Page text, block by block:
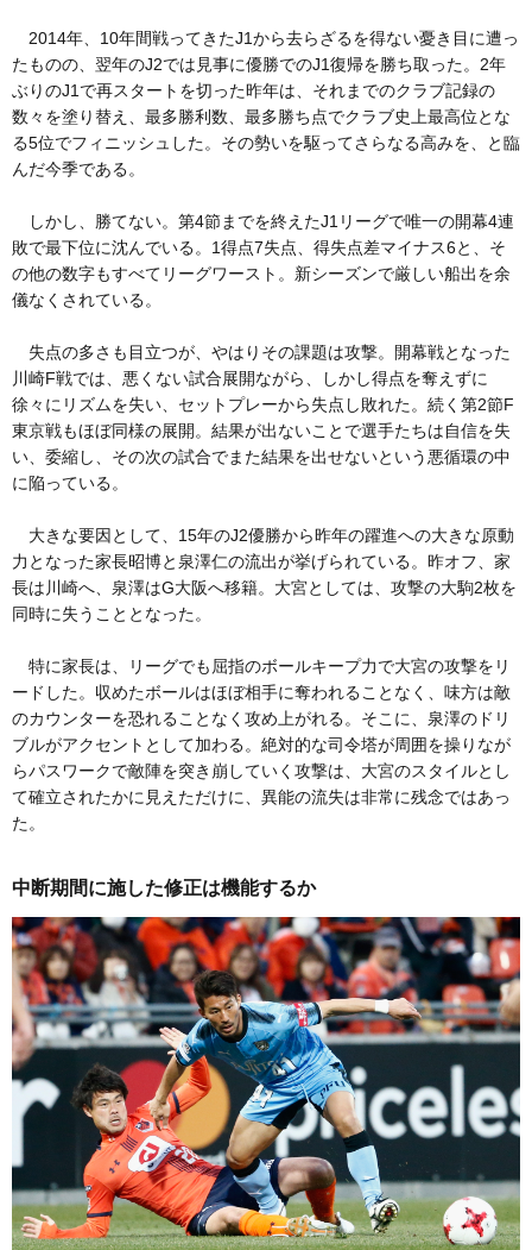
2014年、10年間戦ってきたJ1から去らざるを得ない憂き目に遭っ
たものの、翌年のJ2では見事に優勝でのJ1復帰を勝ち取った。2年
ぶりのJ1で再スタートを切った昨年は、それまでのクラブ記録の
数々を塗り替え、最多勝利数、最多勝ち点でクラブ史上最高位とな
る5位でフィニッシュした。その勢いを駆ってさらなる高みを、と臨
んだ今季である。
しかし、勝てない。第4節までを終えたJ1リーグで唯一の開幕4連
敗で最下位に沈んでいる。1得点7失点、得失点差マイナス6と、そ
の他の数字もすべてリーグワースト。新シーズンで厳しい船出を余
儀なくされている。
失点の多さも目立つが、やはりその課題は攻撃。開幕戦となった
川崎F戦では、悪くない試合展開ながら、しかし得点を奪えずに
徐々にリズムを失い、セットプレーから失点し敗れた。続く第2節F
東京戦もほぼ同様の展開。結果が出ないことで選手たちは自信を失
い、委縮し、その次の試合でまた結果を出せないという悪循環の中
に陥っている。
大きな要因として、15年のJ2優勝から昨年の躍進への大きな原動
力となった家長昭博と泉澤仁の流出が挙げられている。昨オフ、家
長は川崎へ、泉澤はG大阪へ移籍。大宮としては、攻撃の大駒2枚を
同時に失うこととなった。
特に家長は、リーグでも屈指のボールキープ力で大宮の攻撃をリ
ードした。収めたボールはほぼ相手に奪われることなく、味方は敵
のカウンターを恐れることなく攻め上がれる。そこに、泉澤のドリ
ブルがアクセントとして加わる。絶対的な司令塔が周囲を操りなが
らパスワークで敵陣を突き崩していく攻撃は、大宮のスタイルとし
て確立されたかに見えただけに、異能の流失は非常に残念ではあっ
た。
中断期間に施した修正は機能するか